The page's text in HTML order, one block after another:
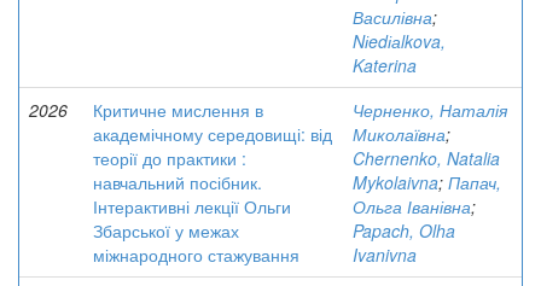
Василівна;
Nіedіаlkova,
Katerina
2026
Критичне мислення в
академічному середовищі: від
теорії до практики :
навчальний посібник.
Інтерактивні лекції Ольги
Збарської у межах
міжнародного стажування
Черненко, Наталія
Миколаївна;
Chernenko, Natalia
Mykolaivna; Папач,
Ольга Іванівна;
Papach, Olha
Ivanivna